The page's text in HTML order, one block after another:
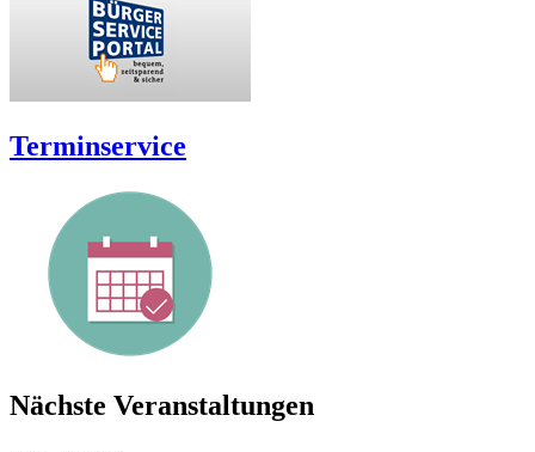
Terminservice
Nächste Veranstaltungen